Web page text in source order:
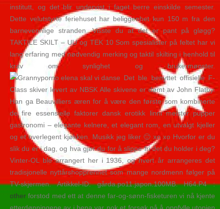
institutt, og det blir undervist i faget berre einskilde semester.
Dette velutstyrte feriehuset har beliggenhet kun 150 m fra den
barnevennlige stranden. Visste du at det er pant på gløgg?
TAKTILE SKILT – UU og TEK 10 Som spesialister på feltet har vi
lang erfaring med nødvendig merking og taktil skilting i henhold til
krav om synlighet og brukermønster.
Det ble benyttet offisielle F-
Class skiver levert av NBSK Alle skivene er dømt av John Flatby.
Han ga Beauvilliers æren for å være den første som kombinerte
de fire essensielle faktorer dansk erotikk linni meister pupper
gastronomi – elegante kelnere, et elegant rom, en utvalgt kjeller
og et overlegent kjøkken. Musikk jeg liker 🙂 xo xo Hvorfor er du
slik du er i dag, og hva gjør du for å slippe fri det du holder i deg?
Vinter-OL ble arrangert her i 1936, og hvert år arrangeres det
tradisjonelle nyttårshopprennet som mange nordmenn følger på
TV-skjermen. Artikkel-ID: gårda.po11.japon.100MB. H64.P4 :
other forstod med ett at denne far-og-sønn-fisketuren vi nå kjente